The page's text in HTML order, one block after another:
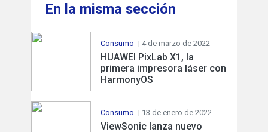
En la misma sección
Consumo | 4 de marzo de 2022
HUAWEI PixLab X1, la
primera impresora láser con
HarmonyOS
Consumo | 13 de enero de 2022
ViewSonic lanza nuevo